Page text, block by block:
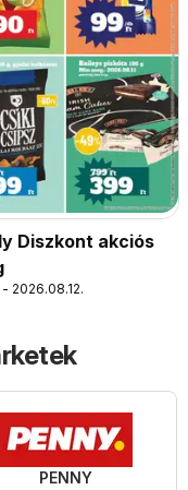
Diszkont akciós
2026.08.12.
PENNY